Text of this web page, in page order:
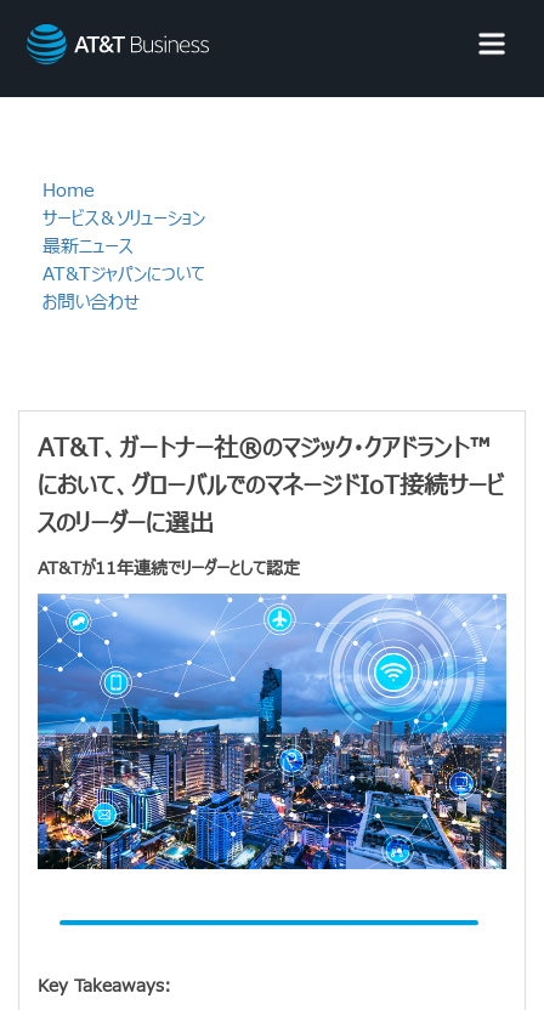
AT&T
Business
Home
サービス＆ソリューション
最新ニュース
AT&Tジャパンについて
お問い合わせ
AT&T、ガートナー社®のマジック・クアドラント™
において、グローバルでのマネージドIoT接続サービ
スのリーダーに選出
AT&Tが11年連続でリーダーとして認定
Key Takeaways: